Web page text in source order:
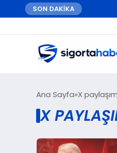
SON DAKİKA
Ana Sayfa X
X